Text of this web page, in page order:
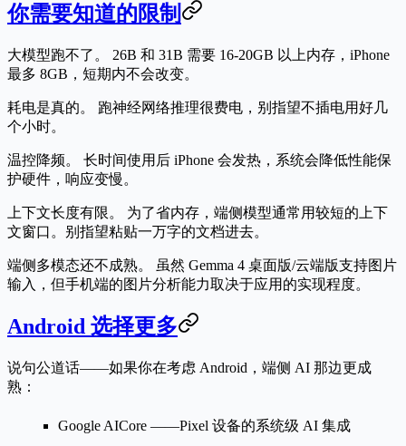
你需要知道的限制
大模型跑不了。
26B 和 31B 需要 16-20GB 以上内存，iPhone
最多 8GB，短期内不会改变。
耗电是真的。
跑神经网络推理很费电，别指望不插电用好几
个小时。
温控降频。
长时间使用后 iPhone 会发热，系统会降低性能保
护硬件，响应变慢。
上下文长度有限。
为了省内存，端侧模型通常用较短的上下
文窗口。别指望粘贴一万字的文档进去。
端侧多模态还不成熟。
虽然 Gemma 4 桌面版/云端版支持图片
输入，但手机端的图片分析能力取决于应用的实现程度。
Android 选择更多
说句公道话——如果你在考虑 Android，端侧 AI 那边更成
熟：
Google AICore ——Pixel 设备的系统级 AI 集成